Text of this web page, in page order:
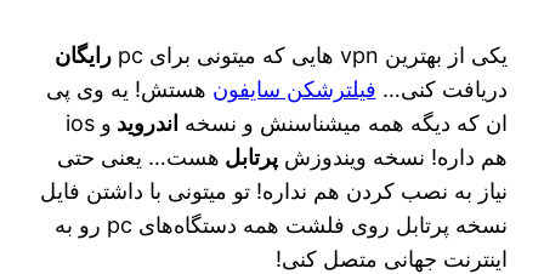
یکی از بهترین vpn هایی که میتونی برای pc
رایگان
دریافت کنی… فیلترشکن سایفون هستش! یه وی پی
ان که دیگه همه میشناسنش و نسخه اندروید
و ios
هم داره! نسخه ویندوزشپرتابل هست… یعنی حتی
نیاز به نصب کردن هم نداره! تو میتونی با داشتن فایل
نسخه پرتابل روی فلشت همه دستگاه‌های pc رو به
اینترنت جهانی متصل کنی!